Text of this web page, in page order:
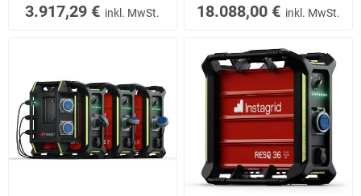
3.917,29 € inkl. MwSt. 18.088,00 € inkl. MwSt.